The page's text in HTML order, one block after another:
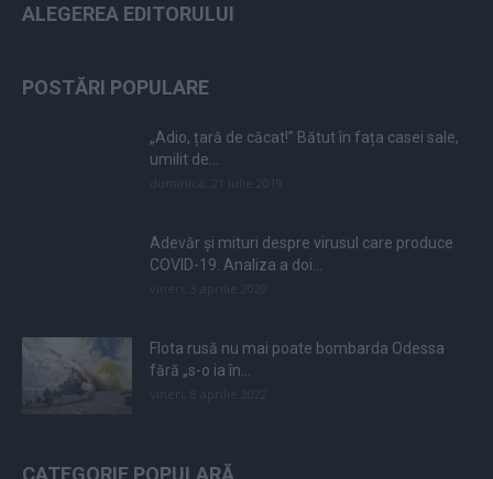
ALEGEREA EDITORULUI
POSTĂRI POPULARE
„Adio, țară de căcat!” Bătut în fața casei sale,
umilit de...
Adevăr și mituri despre virusul care produce
COVID-19. Analiza a doi...
Flota rusă nu mai poate bombarda Odessa
fără „s-o ia în...
CATEGORIE POPULARĂ